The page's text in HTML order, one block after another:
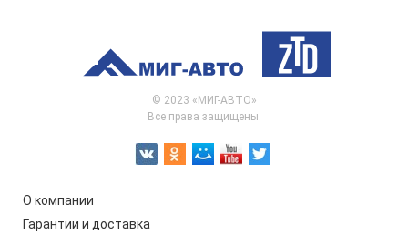
© 2023 «МИГ-АВТО»
Все права защищены.
О компании
Гарантии и доставка